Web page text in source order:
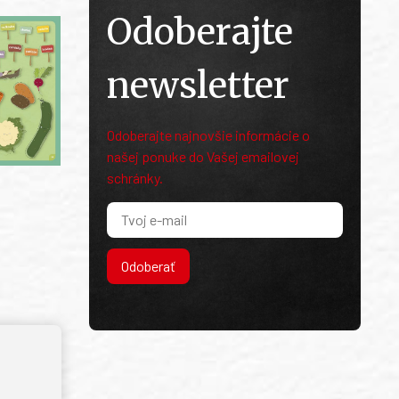
Odoberajte
newsletter
Odoberajte najnovšie informácie o
našej ponuke do Vašej emailovej
schránky.
Odoberať